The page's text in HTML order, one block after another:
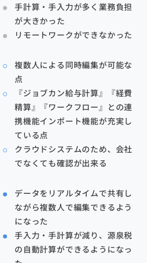
手計算・手入力が多く業務負担
が大きかった
リモートワークができなかった
複数人による同時編集が可能な
点
『ジョブカン給与計算』『経費
精算』『ワークフロー』との連
携機能インポート機能が充実し
ている点
クラウドシステムのため、会社
でなくても確認が出来る
データをリアルタイムで共有し
ながら複数人で編集できるよう
になった
手入力・手計算が減り、源泉税
の自動計算ができるようになっ